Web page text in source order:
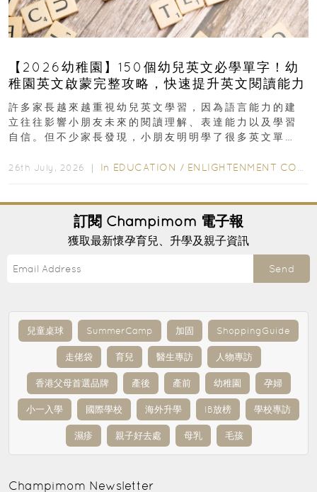
【2026幼稚園】150個幼兒英文必學單字！幼
稚園英文啟蒙完整攻略，快速提升英文閱讀能力
許多家長越來越重視幼兒英文學習，因為語言能力的建
立往往影響小朋友未來的閱讀理解、表達能力以及學習
自信。但不少家長發現，小朋友明明學了很多英文單
26th July, 2026 ｜ In EDUCATION / ENLIGHTENMENT CORNER
訂閱 Champimom 電子報
獲取最新懷孕育兒、升學及親子資訊
Send
兒童桌球 SummerCamp 加固 ShoppingGuide
走佬袋 育兒 醫生專訪 人物專訪
香港父母首選品牌 產後 產前 幼稚園 孕婦
小一入學 國際學校 海外升學 IB放榜 學校專訪
濕疹 親子好去處 母乳 毛孩
Champimom Newsletter